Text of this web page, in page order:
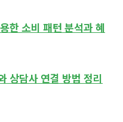
한 소비 패턴 분석과 혜
상담사 연결 방법 정리